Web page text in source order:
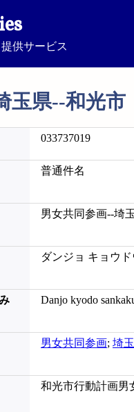
供サービス
玉県--和光市
033737019
普通件名
男女共同参画--埼
ダンジョ キョウ
Danjo kyodo
男女共同参画; 埼
和光市行動計画男